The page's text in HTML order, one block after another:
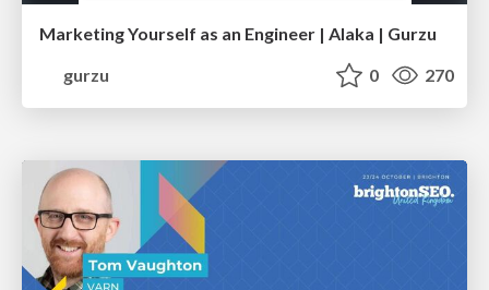
Marketing Yourself as an Engineer | Alaka | Gurzu
gurzu
0 270